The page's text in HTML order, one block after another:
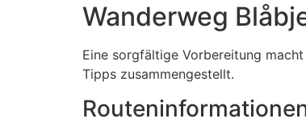
Wanderweg
Eine sorgfältige Vorbereitung
Tipps zusammengestellt.